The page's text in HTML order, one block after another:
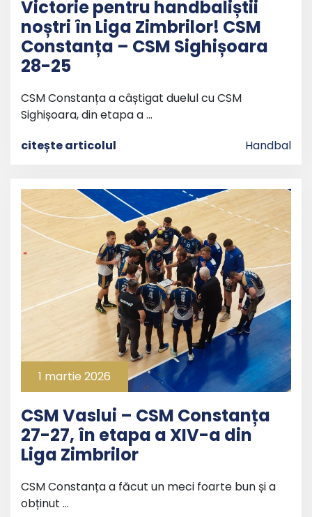
Victorie pentru handbaliștii
noștri în Liga Zimbrilor! CSM
Constanța – CSM Sighișoara
28-25
CSM Constanța a câștigat duelul cu CSM
Sighișoara, din etapa a …
citește articolul
Handbal
1 martie 2026
CSM Vaslui – CSM Constanța
27-27, în etapa a XIV-a din
Liga Zimbrilor
CSM Constanța a făcut un meci foarte bun și a
obținut …